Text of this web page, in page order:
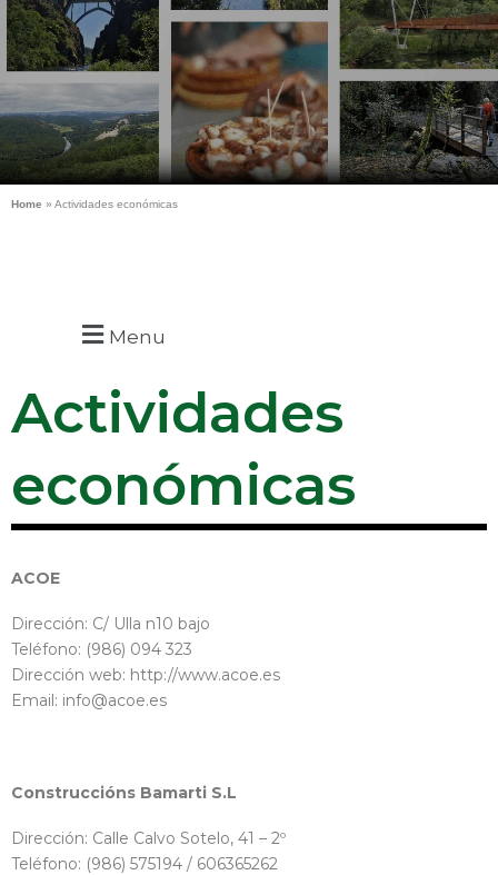
Home » Actividades económicas
Menu
Actividades
económicas
ACOE
Dirección: C/ Ulla n10 bajo
Teléfono: (986) 094 323
Dirección web: http://www.acoe.es
Email: info@acoe.es
Construccións Bamarti S.L
Dirección: Calle Calvo Sotelo, 41 – 2º
Teléfono: (986) 575194 / 606365262